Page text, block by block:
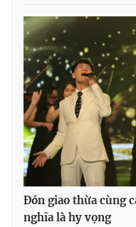
Theo dõi báo trên
Cơ quan chủ quản: Đài
Cơ quan báo chí:
Thời báo
Giấy phép hoạt động
cấp ngày 29/12/2023
Tổng Biên tập:Vũ Thanh
Phó Tổng Biên tập:
Nguyễn Trọng Ninh
Tổng đài VTV:024.38 355
Đón giao thừa cùng
nghĩa là hy vọng